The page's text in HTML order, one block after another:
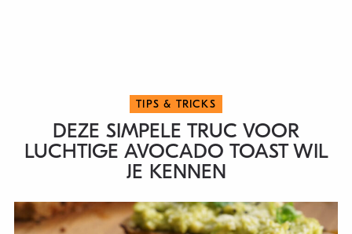
TIPS & TRICKS
DEZE SIMPELE TRUC VOOR
LUCHTIGE AVOCADO TOAST WIL
JE KENNEN